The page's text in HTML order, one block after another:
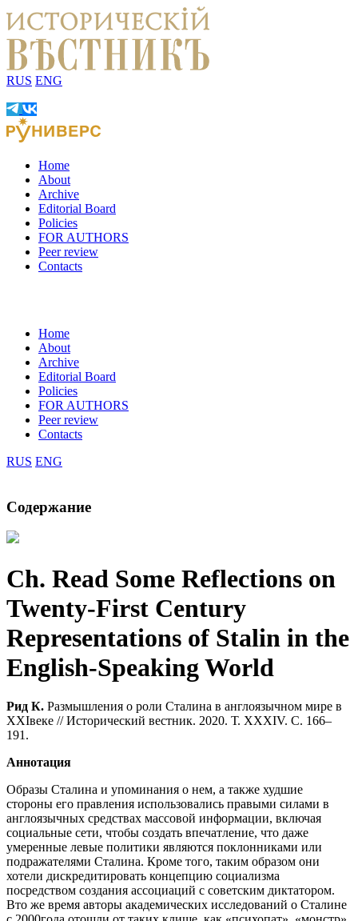
RUS ENG
Home
About
Archive
Editorial Board
Policies
FOR AUTHORS
Peer review
Contacts
Home
About
Archive
Editorial Board
Policies
FOR AUTHORS
Peer review
Contacts
RUS ENG
Содержание
Ch. Read Some Reflections on
Twenty-First Century
Representations of Stalin in the
English-Speaking World
Рид К. Размышления о роли Сталина в англоязычном мире в
XXIвеке // Исторический вестник. 2020. Т. ХXХIV. С. 166–
191.
Аннотация
Образы Сталина и упоминания о нем, а также худшие
стороны его правления использовались правыми силами в
англоязычных средствах массовой информации, включая
социальные сети, чтобы создать впечатление, что даже
умеренные левые политики являются поклонниками или
подражателями Сталина. Кроме того, таким образом они
хотели дискредитировать концепцию социализма
посредством создания ассоциаций с советским диктатором.
Вто же время авторы академических исследований о Сталине